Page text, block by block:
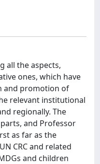
all the aspects,
ones, which have
and promotion of
relevant institutional
regionally. The
and Professor
as far as the
CRC and related
and children